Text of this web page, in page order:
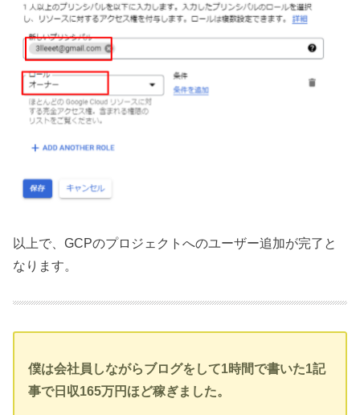
以上で、GCPのプロジェクトへのユーザー追加が完了と
なります。
僕は会社員しながらブログをして1時間で書いた1記
事で日収165万円ほど稼ぎました。